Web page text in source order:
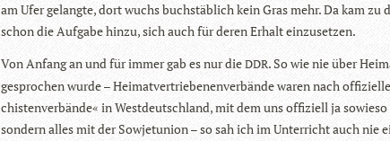
am Ufer gelangte, dort wuchs buch­stäb­lich kein Gras mehr. Da kam zu
schon die Auf­gabe hinzu, sich auch für deren Erhalt einzusetzen.
Von Anfang an und für immer gab es nur dieDDR. So wie nie über
gespro­chen wurde – Hei­mat­ver­trie­be­nen­ver­bände waren nach
chis­ten­ver­bände« in West­deutsch­land, mit dem uns offi­zi­ell ja
son­dern alles mit der Sowjet­union – so sah ich im Unter­richt auch nie